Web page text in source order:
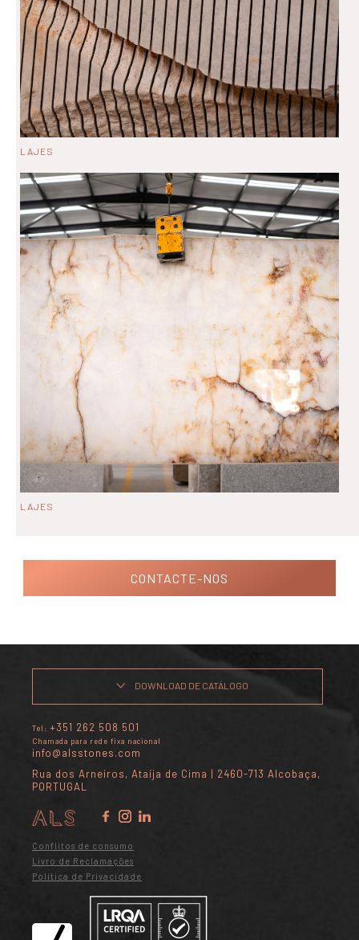
LAJES
LAJES
CONTACTE-NOS
DOWNLOAD DE CATÁLOGO
Tel: +351 262 508 501
Chamada para rede fixa nacional
info@alsstones.com
Rua dos Arneiros, Ataíja de Cima | 2460-713 Alcobaça,
PORTUGAL
Conflitos de consumo
Livro de Reclamações
Política de Privacidade